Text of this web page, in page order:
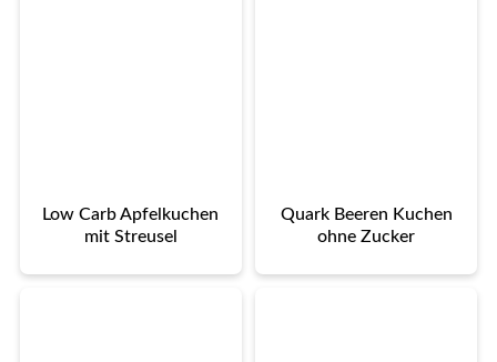
Low Carb Apfelkuchen
mit Streusel
Quark Beeren Kuchen
ohne Zucker